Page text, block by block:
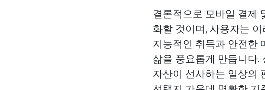
결론적으로 모바일 결제
화할 것이며, 사용자는
지능적인 취득과 안전한
삶을 풍요롭게 만듭니다.
자산이 선사하는 일상의